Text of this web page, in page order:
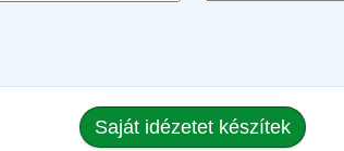
Saját idézetet készítek